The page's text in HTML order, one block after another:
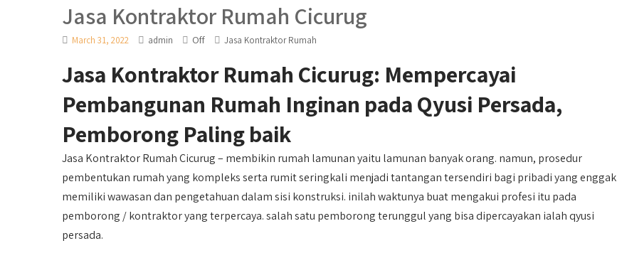
Jasa Kontraktor Rumah Cicurug
March 31, 2022 admin Off Jasa Kontraktor Rumah
Jasa Kontraktor Rumah Cicurug: Mempercayai
Pembangunan Rumah Inginan pada Qyusi Persada,
Pemborong Paling baik
Jasa Kontraktor Rumah Cicurug – membikin rumah lamunan yaitu lamunan banyak orang. namun, prosedur
pembentukan rumah yang kompleks serta rumit seringkali menjadi tantangan tersendiri bagi pribadi yang enggak
memiliki wawasan dan pengetahuan dalam sisi konstruksi. inilah waktunya buat mengakui profesi itu pada
pemborong / kontraktor yang terpercaya. salah satu pemborong terunggul yang bisa dipercayakan ialah qyusi
persada.